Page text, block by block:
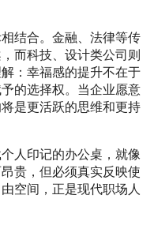
结合。金融、法律等传
而科技、设计类公司则
：幸福感的提升不在于
的选择权。当企业愿意
是更活跃的思维和更持
人印记的办公桌，就像
贵，但必须真实反映使
空间，正是现代职场人